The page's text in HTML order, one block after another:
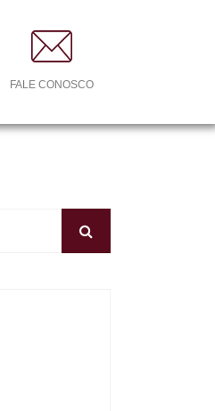
FALE CONOSCO